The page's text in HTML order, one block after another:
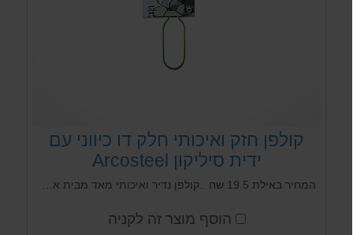
קולפן חזק ואיכותי חלק דו כיווני עם
ידית סיליקון Arcosteel
הוסף מוצר זה לקניה